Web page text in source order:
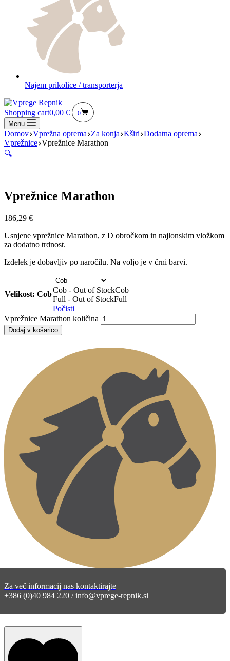
Najem prikolice / transporterja
Shopping cart0,00 € 0
Menu
Domov Vprežna oprema Za konja Kširi Dodatna oprema
Vprežnice Vprežnice Marathon
🔍
Vprežnice Marathon
186,29 €
Usnjene vprežnice Marathon, z D obročkom in najlonskim vložkom
za dodatno trdnost.
Izdelek je dobavljiv po naročilu. Na voljo je v črni barvi.
Velikost: CobCob - Out of StockCob
Full - Out of StockFull
Počisti
Vprežnice Marathon količina
Dodaj v košarico
Za več informacij nas kontaktirajte
+386 (0)40 984 220 / info@vprege-repnik.si